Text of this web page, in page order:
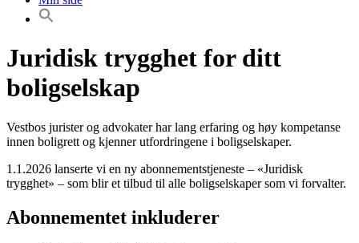
Juridisk trygghet for ditt
boligselskap
Vestbos jurister og advokater har lang erfaring og høy kompetanse
innen boligrett og kjenner utfordringene i boligselskaper.
1.1.2026 lanserte vi en ny abonnementstjeneste – «Juridisk
trygghet» – som blir et tilbud til alle boligselskaper som vi forvalter.
Abonnementet inkluderer